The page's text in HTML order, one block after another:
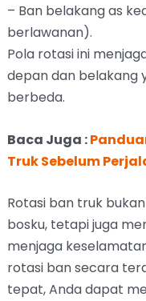
– Ban belakang as
berlawanan).
Pola rotasi ini
depan dan belakang
berbeda.
Baca Juga :
Truk Sebelum
Rotasi ban truk
bosku, tetapi juga
menjaga
rotasi ban secara
tepat, Anda dapat